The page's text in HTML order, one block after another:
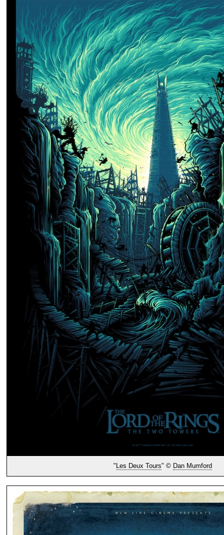
" Les Deux Tours" © Dan Mumford